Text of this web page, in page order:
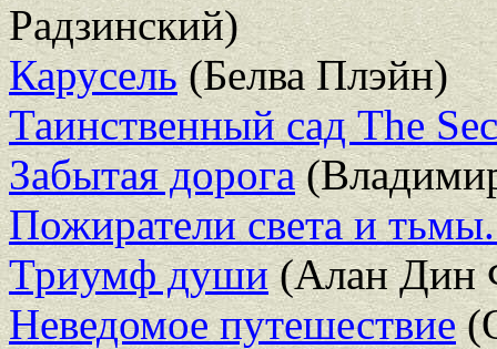
Радзинский)
Карусель(Белва Плэйн)
Таинственный сад The
Забытая дорога
Пожиратели света и
Триумф души(Алан Дин
Неведомое путешествие